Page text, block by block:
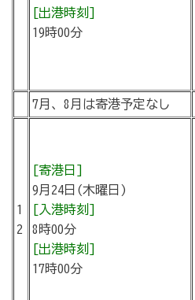
[出港時刻]
19時00分
7月、8月は寄港予定なし
1
2
[寄港日]
9月24日(木曜日)
[入港時刻]
8時00分
[出港時刻]
17時00分